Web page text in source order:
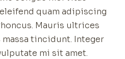
quam adipiscing
Mauris ultrices
tincidunt. Integer
mi sit amet.